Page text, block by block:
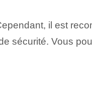
il est
sécurité. Vous